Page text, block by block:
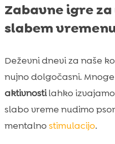
Zabavne igre
slabem
Deževni dnevi za naše
nujno dolgočasni. Mnoge
aktivnostilahko izvajamo
slabo vreme nudimo
mentalno stimulacijo.